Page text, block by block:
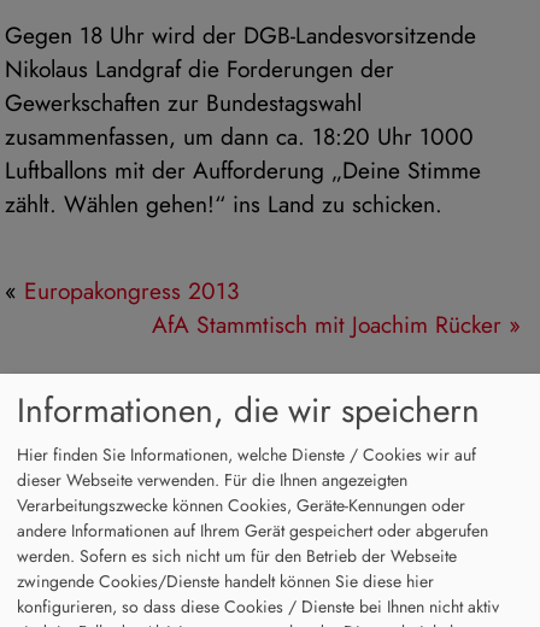
Gegen 18 Uhr wird der DGB-Landesvorsitzende
Nikolaus Landgraf die Forderungen der
Gewerkschaften zur Bundestagswahl
zusammenfassen, um dann ca. 18:20 Uhr 1000
Luftballons mit der Aufforderung „Deine Stimme
zählt. Wählen gehen!“ ins Land zu schicken.
« Europakongress 2013
AfA Stammtisch mit Joachim Rücker »
Counter
Besucher:462102
Heute:
30
Online:
1
Kalenderblock-Block-Heute
Informationen, die wir speichern
Hier finden Sie Informationen, welche Dienste / Cookies wir auf
dieser Webseite verwenden. Für die Ihnen angezeigten
Verarbeitungszwecke können Cookies, Geräte-Kennungen oder
andere Informationen auf Ihrem Gerät gespeichert oder abgerufen
werden. Sofern es sich nicht um für den Betrieb der Webseite
zwingende Cookies/Dienste handelt können Sie diese hier
konfigurieren, so dass diese Cookies / Dienste bei Ihnen nicht aktiv